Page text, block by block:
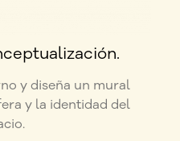
y diseña un mural
y la identidad del